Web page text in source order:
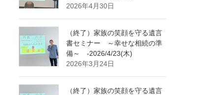
2026年4月30日
（終了）家族の笑顔を守る遺言
書セミナー ～幸せな相続の準
備～ -2026/4/23(木)
2026年3月24日
（終了）家族の笑顔を守る遺言